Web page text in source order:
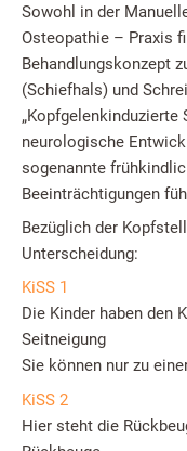
Sowohl in der
Osteopathie – Praxis
Behandlungskonzept
(Schiefhals) und
„Kopfgelenkinduzierte
neurologische
sogenannte
Beeinträchtigungen
Bezüglich der
Unterscheidung:
KiSS 1
Die Kinder haben den
Seitneigung
Sie können nur zu
KiSS 2
Hier steht die